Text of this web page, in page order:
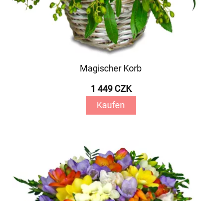
Magischer Korb
1 449 CZK
Kaufen